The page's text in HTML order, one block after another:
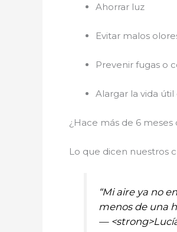
Ahorrar luz
Evitar malos
Prevenir fugas o
Alargar la vida
¿Hace más de 6
Lo que dicen nuestros
“Mi aire ya no
menos de una
—